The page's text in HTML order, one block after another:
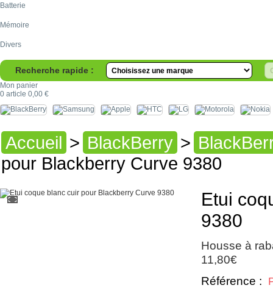
Batterie
Mémoire
Divers
Recherche rapide :
Mon panier
0 article 0,00 €
Accueil > BlackBerry >
pour Blackberry Curve 9380
Etui
9380
Housse à
11,80€
Référence :